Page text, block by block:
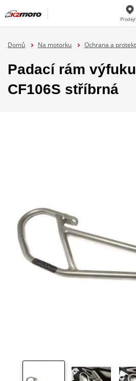
Domů Na motorku Ochrana a
Padací rám
CF106S stříbrná